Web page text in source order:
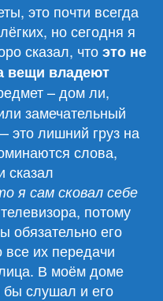
это почти всегда
но сегодня я
сказал, чтоэто не
вещи владеют
– дом ли,
замечательный
это лишний груз на
слова,
сказал
я сам сковал себе
потому
обязательно его
их передачи
В моём доме
бы слушал и его